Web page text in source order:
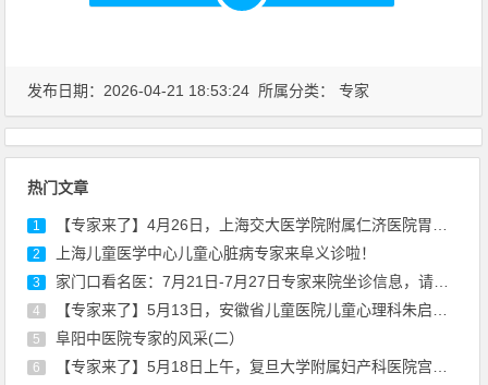
发布日期：2026-04-21 18:53:24 所属分类：专家
热门文章
1 【专家来了】4月26日，上海交大医学院附属仁济医院胃肠外科专家陈建军来院坐诊
2 上海儿童医学中心儿童心脏病专家来阜义诊啦！
3 家门口看名医：7月21日-7月27日专家来院坐诊信息，请查收！
4 【专家来了】5月13日，安徽省儿童医院儿童心理科朱启东医生来院坐诊通知
5 阜阳中医院专家的风采(二）
6 【专家来了】5月18日上午，复旦大学附属妇产科医院宫颈疾病专家丰华来院坐诊通知